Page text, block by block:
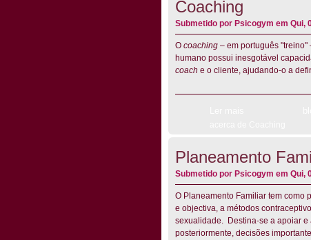
Coaching
Submetido por Psicogym em Qui,
O coaching – em português
humano possui inesgotável
coach e o cliente, ajudando-o a
Planeamento
Submetido por Psicogym em Qui,
O Planeamento Familiar tem como
e objectiva, a métodos
sexualidade. Destina-se a apoiar e
posteriormente, decisões